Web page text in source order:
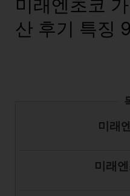
미래엔초코
산 후기 특징
미래
미래